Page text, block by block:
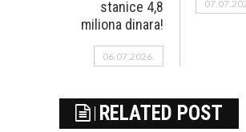
stanice 4,8
miliona dinara!
06.07.2026.
RELATED POST